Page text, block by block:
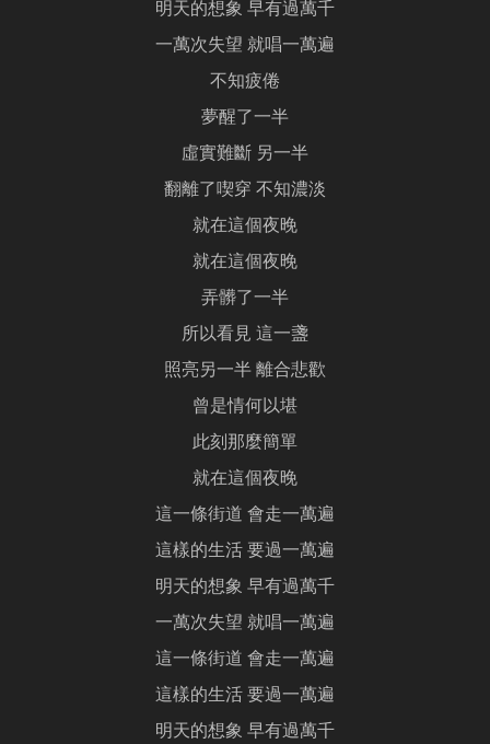
明天的想象 早有過萬千
一萬次失望 就唱一萬遍
不知疲倦
夢醒了一半
虛實難斷 另一半
翻離了喫穿 不知濃淡
就在這個夜晚
就在這個夜晚
弄髒了一半
所以看見 這一盞
照亮另一半 離合悲歡
曾是情何以堪
此刻那麼簡單
就在這個夜晚
這一條街道 會走一萬遍
這樣的生活 要過一萬遍
明天的想象 早有過萬千
一萬次失望 就唱一萬遍
這一條街道 會走一萬遍
這樣的生活 要過一萬遍
明天的想象 早有過萬千